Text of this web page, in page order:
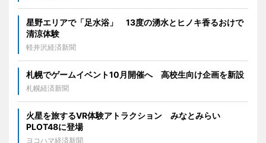
星野エリアで「足水浴」 13度の湧水とヒノキ香るおけで
清涼体験
軽井沢経済新聞
札幌でゲームイベント10月開催へ 高校生向け企画を新設
札幌経済新聞
火星を旅するVR体験アトラクション みなとみらい
PLOT48に登場
ヨコハマ経済新聞